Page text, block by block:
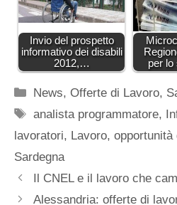
Invio del prospetto
informativo dei disabili
2012,…
per
Categorie
News,Offerte di Lavoro,
Tag
analista programmatore,
lavoratori, Lavoro, opportunità
Sardegna
Il CNEL e il lavoro che
Alessandria: offerte di